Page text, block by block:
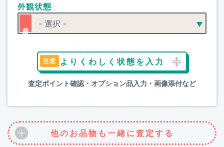
外観状態
よりくわしく状態を入力
査定ポイント確認・オプション品入力・画像添付など
他のお品物も一緒に査定する